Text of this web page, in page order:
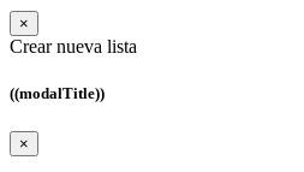
×
Crear nueva lista
((modalTitle))
×